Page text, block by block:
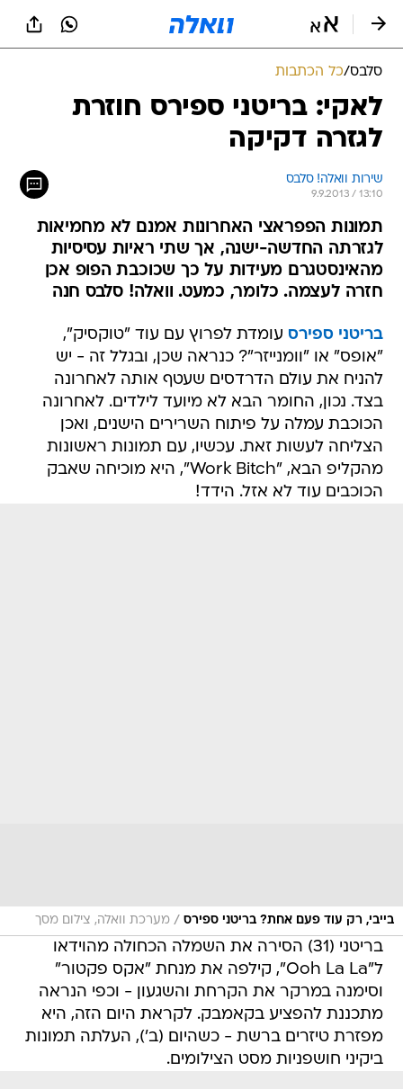
סלבס/כל הכתבות
לאקי: בריטני ספירס חוזרת
לגזרה דקיקה
שירות וואלה! סלבס
9.9.2013 / 13:10
תמונות הפפראצי האחרונות אמנם לא מחמיאות
לגזרתה החדשה-ישנה, אך שתי ראיות עסיסיות
מהאינסטגרם מעידות על כך שכוכבת הפופ אכן
חזרה לעצמה. כלומר, כמעט. וואלה! סלבס חנה
בריטני ספירס עומדת לפרוץ עם עוד "טוקסיק",
"אופס" או "וומנייזר"? כנראה שכן, ובגלל זה - יש
להניח את עולם הדרדסים שעטף אותה לאחרונה
בצד. נכון, החומר הבא לא מיועד לילדים. לאחרונה
הכוכבת עמלה על פיתוח השרירים הישנים, ואכן
הצליחה לעשות זאת. עכשיו, עם תמונות ראשונות
מהקליפ הבא, "Work Bitch", היא מוכיחה שאבק
הכוכבים עוד לא אזל. הידד!
בייבי, רק עוד פעם אחת? בריטני ספירס / מערכת וואלה, צילום מסך
בריטני (31) הסירה את השמלה הכחולה מהוידאו
ל"Ooh La La", קילפה את מנחת "אקס פקטור"
וסימנה במרקר את הקרחת והשגעון - וכפי הנראה
מתכננת להפציע בקאמבק. לקראת היום הזה, היא
מפזרת טיזרים ברשת - כשהיום (ב'), העלתה תמונות
ביקיני חושפניות מסט הצילומים.